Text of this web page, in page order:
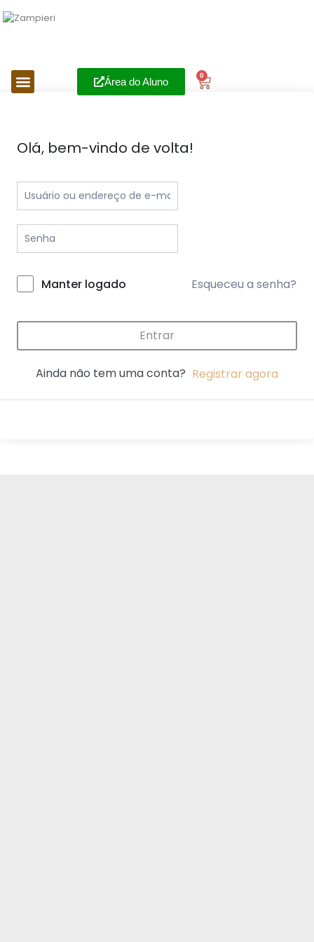
Área do Aluno
0
Olá, bem-vindo de volta!
Manter logado Esqueceu a senha?
Entrar
Ainda não tem uma conta? Registrar agora